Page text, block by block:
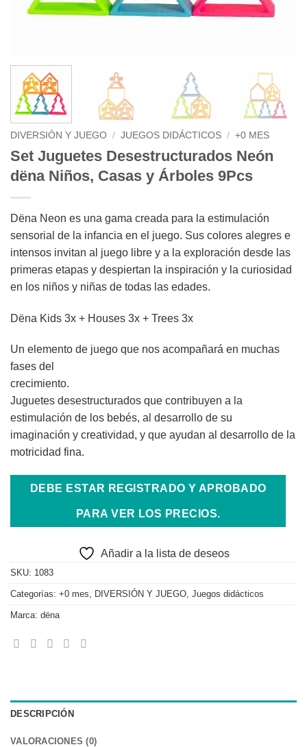
DIVERSIÓN Y JUEGO / JUEGOS DIDÁCTICOS / +0 MES
Set Juguetes Desestructurados Neón
dëna Niños, Casas y Árboles 9Pcs
Dëna Neon es una gama creada para la estimulación
sensorial de la infancia en el juego. Sus colores alegres e
intensos invitan al juego libre y a la exploración desde las
primeras etapas y despiertan la inspiración y la curiosidad
en los niños y niñas de todas las edades.
Dëna Kids 3x + Houses 3x + Trees 3x
Un elemento de juego que nos acompañará en muchas
fases del
crecimiento.
Juguetes desestructurados que contribuyen a la
estimulación de los bebés, al desarrollo de su
imaginación y creatividad, y que ayudan al desarrollo de la
motricidad fina.
DEBE ESTAR REGISTRADO Y APROBADO
PARA VER LOS PRECIOS.
Añadir a la lista de deseos
SKU: 1083
Categorías: +0 mes DIVERSIÓN Y JUEGO Juegos didácticos
Marca: dëna
DESCRIPCIÓN
VALORACIONES (0)